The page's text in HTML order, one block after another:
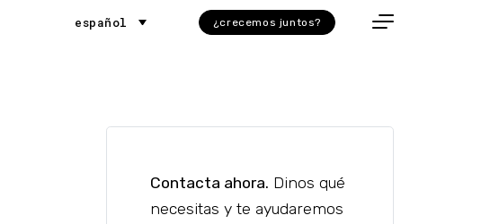
español ¿crecemos juntos?
Contacta ahora. Dinos qué
necesitas y te ayudaremos